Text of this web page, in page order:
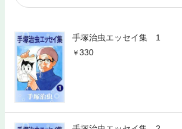
手塚治虫エッセイ集 1
330